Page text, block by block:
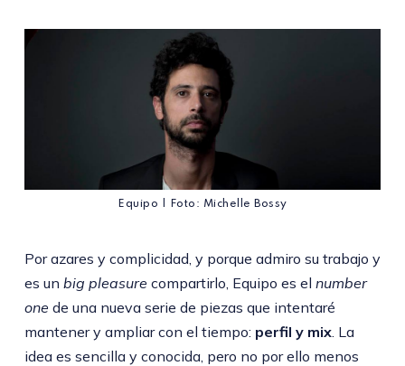
Equipo | Foto: Michelle Bossy
Por azares y complicidad, y porque admiro su trabajo y
es un big pleasure compartirlo, Equipo es el number
one de una nueva serie de piezas que intentaré
mantener y ampliar con el tiempo: perfil y mix. La
idea es sencilla y conocida, pero no por ello menos